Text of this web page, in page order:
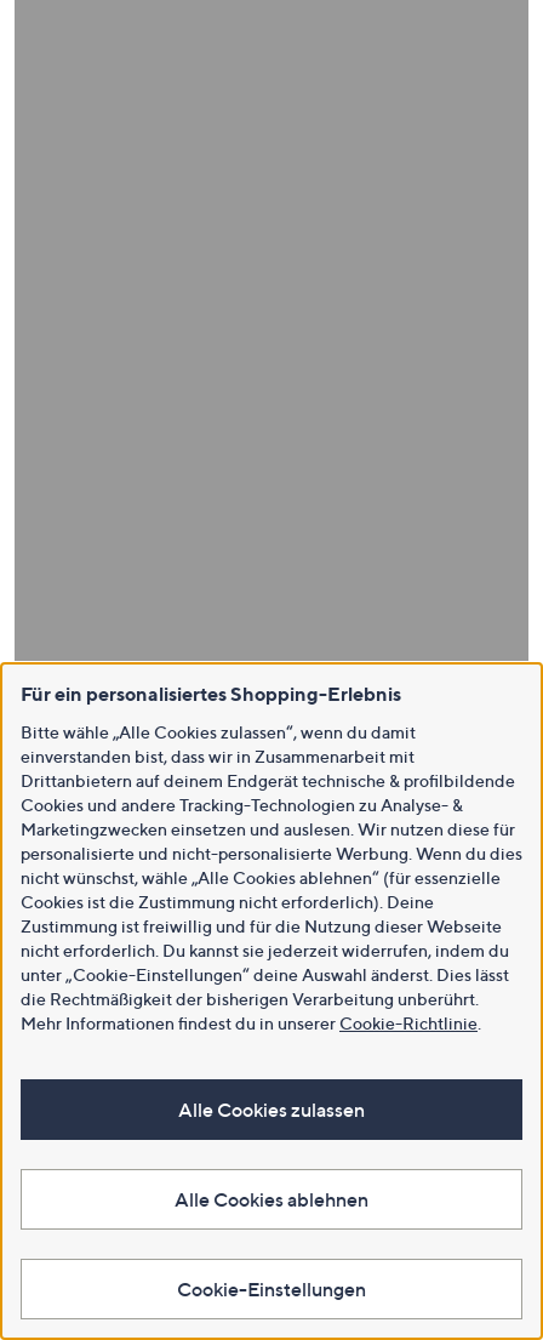
Für ein personalisiertes Shopping-Erlebnis
Bitte wähle „Alle Cookies zulassen“, wenn du damit
einverstanden bist, dass wir in Zusammenarbeit mit
Drittanbietern auf deinem Endgerät technische & profilbildende
Cookies und andere Tracking-Technologien zu Analyse- &
Marketingzwecken einsetzen und auslesen. Wir nutzen diese für
personalisierte und nicht-personalisierte Werbung. Wenn du dies
nicht wünschst, wähle „Alle Cookies ablehnen“ (für essenzielle
Cookies ist die Zustimmung nicht erforderlich). Deine
Zustimmung ist freiwillig und für die Nutzung dieser Webseite
nicht erforderlich. Du kannst sie jederzeit widerrufen, indem du
unter „Cookie-Einstellungen“ deine Auswahl änderst. Dies lässt
die Rechtmäßigkeit der bisherigen Verarbeitung unberührt.
Mehr Informationen findest du in unsererCookie-Richtlinie
Alle Cookies zulassen
Alle Cookies ablehnen
Cookie-Einstellungen